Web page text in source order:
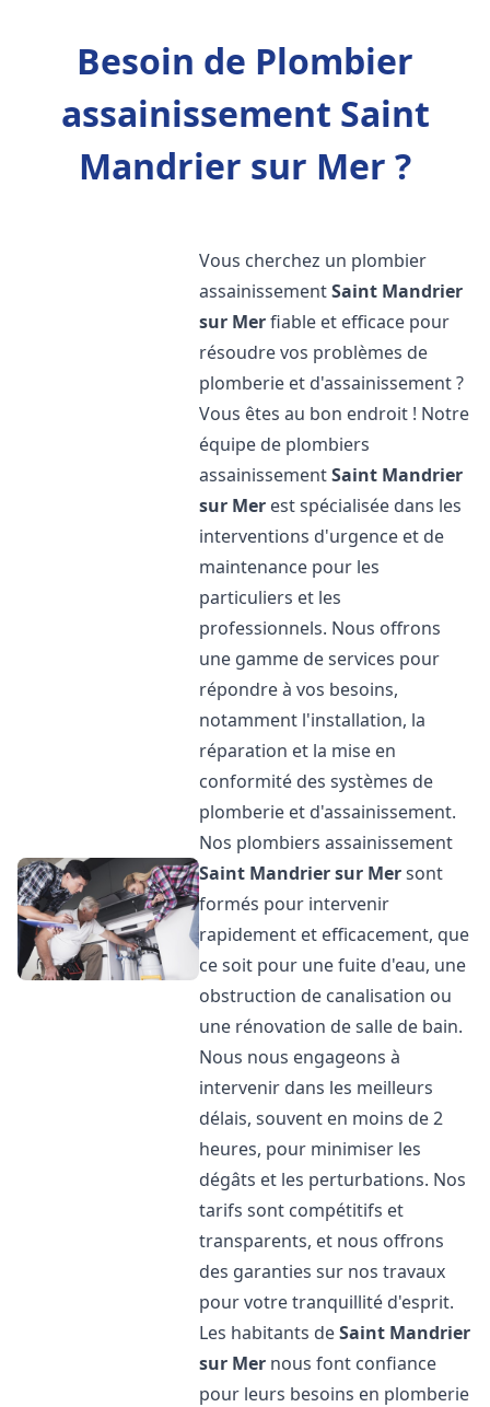
Besoin de Plombier
assainissement Saint
Mandrier sur Mer ?
Vous cherchez un plombier
assainissementSaint Mandrier
sur Merfiable et efficace pour
résoudre vos problèmes de
plomberie et d'assainissement ?
Vous êtes au bon endroit ! Notre
équipe de plombiers
assainissementSaint Mandrier
sur Mer est spécialisée dans les
interventions d'urgence et de
maintenance pour les
particuliers et les
professionnels. Nous offrons
une gamme de services pour
répondre à vos besoins,
notamment l'installation, la
réparation et la mise en
conformité des systèmes de
plomberie et d'assainissement.
Nos plombiers assainissement
Saint Mandrier sur Mersont
formés pour intervenir
rapidement et efficacement, que
ce soit pour une fuite d'eau, une
obstruction de canalisation ou
une rénovation de salle de bain.
Nous nous engageons à
intervenir dans les meilleurs
délais, souvent en moins de 2
heures, pour minimiser les
dégâts et les perturbations. Nos
tarifs sont compétitifs et
transparents, et nous offrons
des garanties sur nos travaux
pour votre tranquillité d'esprit.
Les habitants deSaint Mandrier
sur Mer nous font confiance
pour leurs besoins en plomberie